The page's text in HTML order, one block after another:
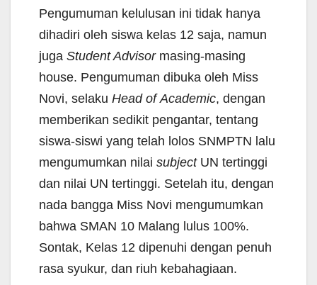
Pengumuman kelulusan ini tidak hanya
dihadiri oleh siswa kelas 12 saja, namun
juga Student Advisormasing-masing
house. Pengumuman dibuka oleh Miss
Novi, selaku Head of Academic, dengan
memberikan sedikit pengantar, tentang
siswa-siswi yang telah lolos SNMPTN lalu
mengumumkan nilai subject UN tertinggi
dan nilai UN tertinggi. Setelah itu, dengan
nada bangga Miss Novi mengumumkan
bahwa SMAN 10 Malang lulus 100%.
Sontak, Kelas 12 dipenuhi dengan penuh
rasa syukur, dan riuh kebahagiaan.